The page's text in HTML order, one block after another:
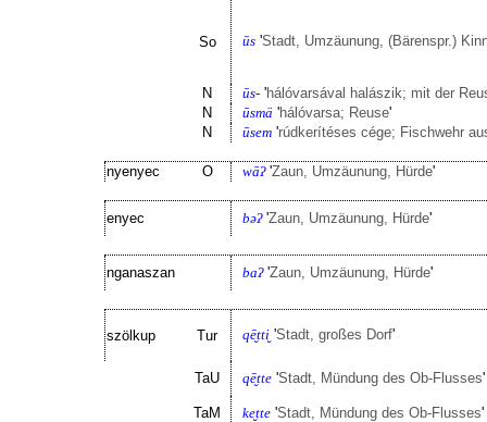
So ūs 'Stadt, Umzäunung, (Bärenspr.)
N ūs- 'hálóvarsával halászik; mit der
N
ūsmä 'hálóvarsa; Reuse'
N
ūsem 'rúdkerítéses cége; Fischwehr
nyenyec O wāʔ'Zaun, Umzäunung, Hürde'
enyec bəʔ'Zaun, Umzäunung, Hürde'
nganaszan baʔ'Zaun, Umzäunung, Hürde'
szölkup Tur qē̮tti̮ 'Stadt, großes Dorf'
TaU qē̮tte 'Stadt, Mündung des Ob-Flusses'
TaM ke̮tte 'Stadt, Mündung des Ob-Flusses'